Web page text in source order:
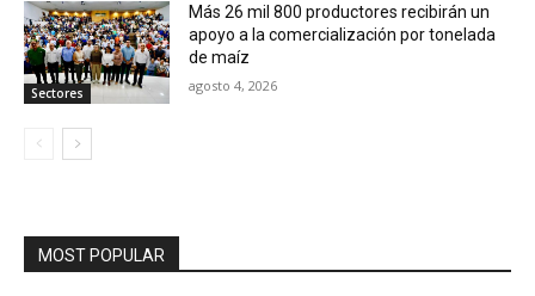
Sectores
Más 26 mil 800 productores recibirán un
apoyo a la comercialización por tonelada
de maíz
agosto 4, 2026
MOST POPULAR